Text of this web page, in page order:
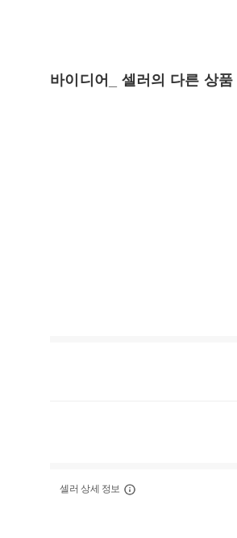
바이디어_ 셀러의 다른 상품
셀러 상세 정보